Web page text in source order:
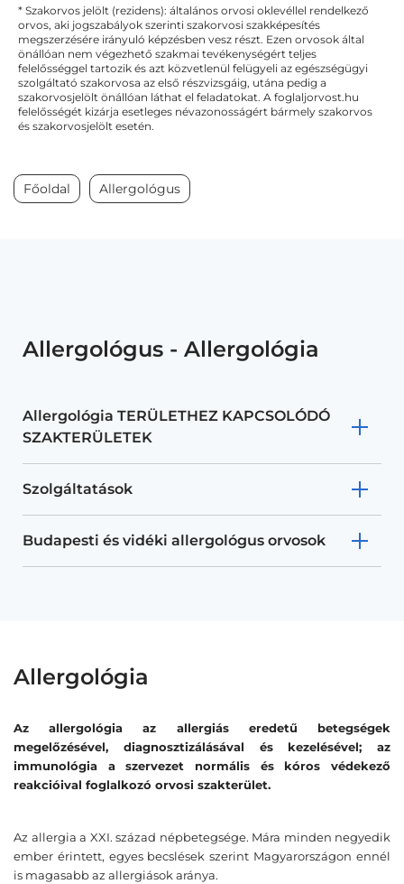
* Szakorvos jelölt (rezidens): általános orvosi oklevéllel rendelkező
orvos, aki jogszabályok szerinti szakorvosi szakképesítés
megszerzésére irányuló képzésben vesz részt. Ezen orvosok által
önállóan nem végezhető szakmai tevékenységért teljes
felelősséggel tartozik és azt közvetlenül felügyeli az egészségügyi
szolgáltató szakorvosa az első részvizsgáig, utána pedig a
szakorvosjelölt önállóan láthat el feladatokat. A foglaljorvost.hu
felelősségét kizárja esetleges névazonosságért bármely szakorvos
és szakorvosjelölt esetén.
Főoldal Allergológus
Allergológus - Allergológia
Allergológia TERÜLETHEZ KAPCSOLÓDÓ
SZAKTERÜLETEK
Szolgáltatások
Budapesti és vidéki allergológus orvosok
Allergológia
Az allergológia az allergiás eredetű betegségek
megelőzésével, diagnosztizálásával és kezelésével; az
immunológia a szervezet normális és kóros védekező
reakcióival foglalkozó orvosi szakterület.
Az allergia a XXI. század népbetegsége. Mára minden negyedik
ember érintett, egyes becslések szerint Magyarországon ennél
is magasabb az allergiások aránya.